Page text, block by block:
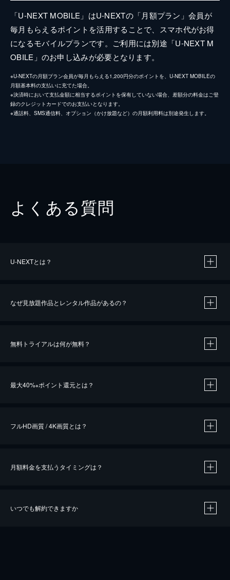
「U-NEXT MOBILE」はU-NEXTの「月額プラン」会員が
毎月もらえるポイントを活用することで、スマホ代がお得
になるモバイルプランです。ご利用には別途「U-NEXT M
OBILE」のお申し込みが必要となります。
※U-NEXTの月額プラン会員が毎月もらえる1,200円分のポイントを、U-NEXT MOBILEの
月額基本料の支払いに充てた場合。
※決済時において支払金額に相当するポイントを保有していない場合、差額分の料金はご登
録のクレジットカードでのお支払いとなります。
※通話料、SMS通信料、オプション（かけ放題など）の月額利用料は別途発生します。
よくある質問
U-NEXTとは？
なぜ見放題作品とレンタル作品があるの？
無料トライアルは何が無料？
最大40%※ポイント還元とは？
※40％ポイント還元の対象は、クレジットカード決済による作品の購入 / レンタルです。
iOSアプリのUコイン決済による作品の購入 / レンタルは、20％のポイント還元です。
フルHD画質 / 4K画質とは？
月額料金を支払うタイミングは？
いつでも解約できますか